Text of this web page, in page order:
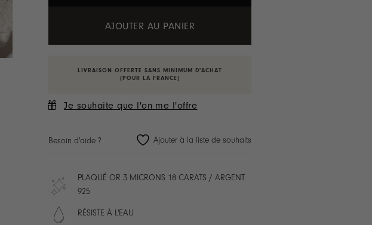
AJOUTER AU PANIER
LIVRAISON OFFERTE SANS MINIMUM D'ACHAT
(POUR LA FRANCE)
Je souhaite que l'on me l'offre
Besoin d'aide ? Ajouter à la liste de souhaits
PLAQUÉ OR 3 MICRONS 18 CARATS / ARGENT
925
RÉSISTE À L'EAU